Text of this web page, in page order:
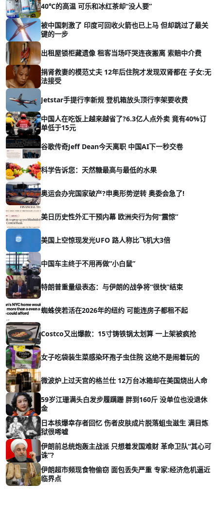
40℃的高温 可乐和冰红茶却“没人要”
被中国刺激了 印度可回收火箭也已上马 但却跳过了最关
键的一步
出租屋锁柜藏遗像 租客当场吓哭连夜搬离 索赔中介费
捐肾救妻的模范丈夫 12年后住院才发现双肾都在 子女:无
法接受
Jetstar手提行李新规 登机箱放头顶行李架要收费
中国人在吃饭上越来越省了?6.3亿人点外卖 竟有40%订
单低于15元
谷歌传奇Jeff Dean今天离职 中国AI下一秒交卷
科学告诉您：天然糖最高与最低的水果
奥运会办完国家破产?申奥形势逆转 奥委会急了!
美日历史性外汇干预内幕 欧洲央行为何“震惊”
美国上空惊现发光UFO 路人称比飞机大3倍
中国车主终于不用再做“小白鼠”
特朗普重量级表态：与伊朗的战争将“很快”结束
蜘蛛侠若活在2026年的纽约 可能连房子都租不起
Costco又出爆款：15寸铸铁锅太划算 一上架被疯抢
女子吃袋装生菜感染环孢子虫住院 这绝不是闹着玩的
微波炉上过天宫的格兰仕 12万台冰箱却在美国烧出人命
59岁江珊满头白发步履蹒跚 胖到160斤 没单位也没退休
金
日本核爆幸存者回忆 伤者皮肤成片脱落蛆虫滋生 满目炼
狱很唏嘘
伊朗前总统炮轰主战派 只想着发国难财 革命卫队“其心可
诛”?
伊朗超市频现食物偷窃 面包丢失严重 专家:经济危机逼近
临界点